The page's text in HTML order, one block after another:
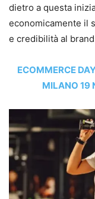
dietro a questa
economicamente il
e credibilità al
ECOMMERCE
MILANO 19